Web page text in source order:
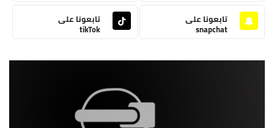
تابعونا على
snapchat
تابعونا على
tikTok